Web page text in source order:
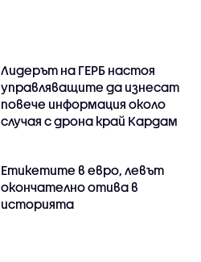
Лидерът на ГЕРБ настоя
управляващите да изнесат
повече информация около
случая с дрона край Кардам
Етикетите в евро, левът
окончателно отива в
историята